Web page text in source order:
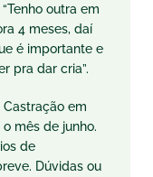
outra em
4 meses, daí
é importante e
pra dar cria”.
em
mês de junho.
de
Dúvidas ou